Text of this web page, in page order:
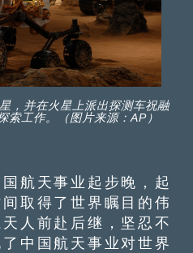
，并在火星上派出探测车祝融
索工作。（图片来源：AP）
天事业起步晚，起
取得了世界瞩目的伟
人前赴后继，坚忍不
中国航天事业对世界